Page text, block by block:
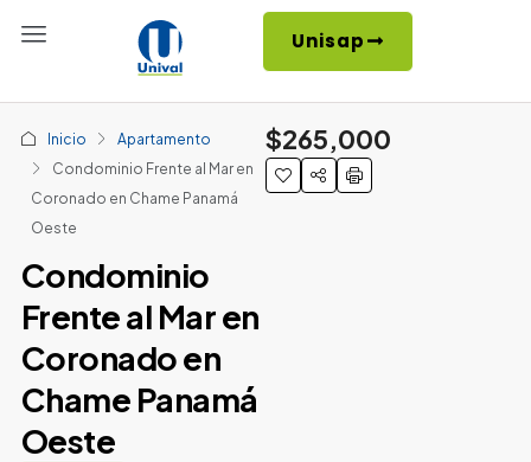
Unisap
Inicio
Apartamento
Condominio Frente al Mar en
Coronado en Chame Panamá
Oeste
Condominio
Frente al Mar en
Coronado en
Chame Panamá
Oeste
$265,000